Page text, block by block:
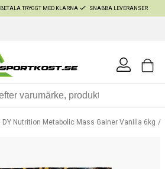
BETALA TRYGGT MED KLARNA SNABBA LEVERANSER
DY Nutrition Metabolic Mass Gainer Vanilla 6kg